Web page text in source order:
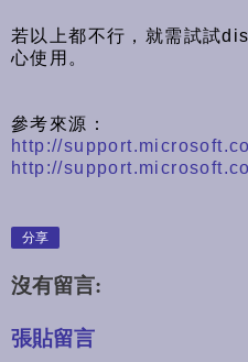
若以上都不行，就需試試
心使用。
參考來源：
http://
http://
分享
沒有留言:
張貼留言